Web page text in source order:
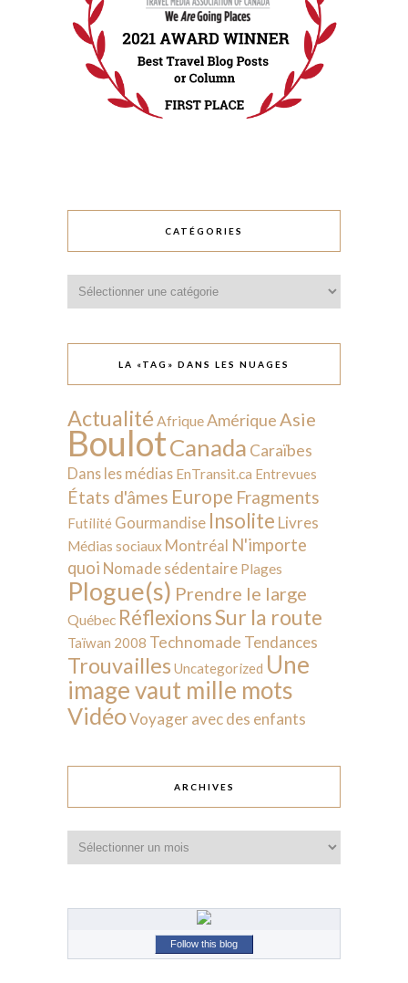
CATÉGORIES
LA «TAG» DANS LES NUAGES
Actualité AfriqueAmériqueAsie
BoulotCanada Caraïbes
Dans les médias EnTransit.ca Entrevues
États d'âmes Europe Fragments
Futilité Gourmandise Insolite Livres
Médias sociaux Montréal N'importe
quoi Nomade sédentaire Plages
Plogue(s) Prendre le large
Québec RéflexionsSur la route
Taïwan 2008 Technomade Tendances
Trouvailles Uncategorized Une
image vaut mille mots
VidéoVoyager avec des enfants
ARCHIVES
Follow this blog